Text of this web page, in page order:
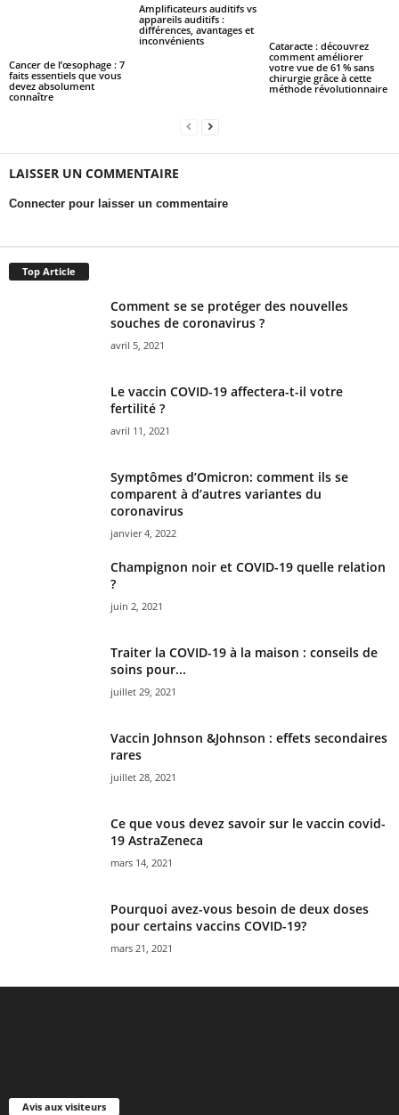
Cancer de l’œsophage : 7
faits essentiels que vous
devez absolument
connaître
Amplificateurs auditifs vs
appareils auditifs :
différences, avantages et
inconvénients
Cataracte : découvrez
comment améliorer
votre vue de 61 % sans
chirurgie grâce à cette
méthode révolutionnaire
LAISSER UN COMMENTAIRE
Connecter pour laisser un commentaire
Top Article
Comment se se protéger des nouvelles
souches de coronavirus ?
avril 5, 2021
Le vaccin COVID-19 affectera-t-il votre
fertilité ?
avril 11, 2021
Symptômes d’Omicron: comment ils se
comparent à d’autres variantes du
coronavirus
janvier 4, 2022
Champignon noir et COVID-19 quelle relation
?
juin 2, 2021
Traiter la COVID-19 à la maison : conseils de
soins pour...
juillet 29, 2021
Vaccin Johnson &Johnson : effets secondaires
rares
juillet 28, 2021
Ce que vous devez savoir sur le vaccin covid-
19 AstraZeneca
mars 14, 2021
Pourquoi avez-vous besoin de deux doses
pour certains vaccins COVID-19?
mars 21, 2021
Avis aux visiteurs